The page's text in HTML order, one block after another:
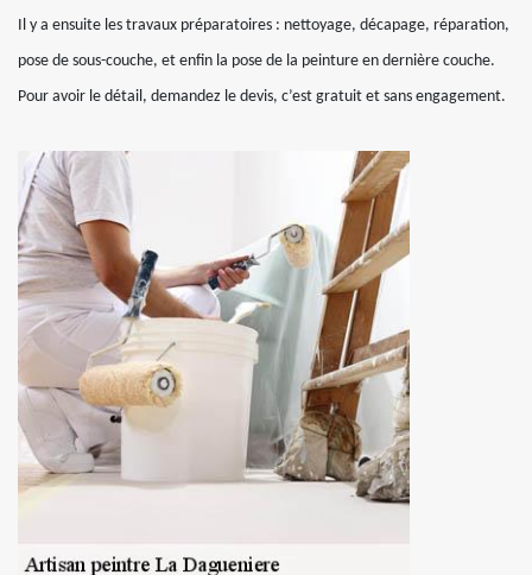
Il y a ensuite les travaux préparatoires : nettoyage, décapage, réparation,
pose de sous-couche, et enfin la pose de la peinture en dernière couche.
Pour avoir le détail, demandez le devis, c’est gratuit et sans engagement.